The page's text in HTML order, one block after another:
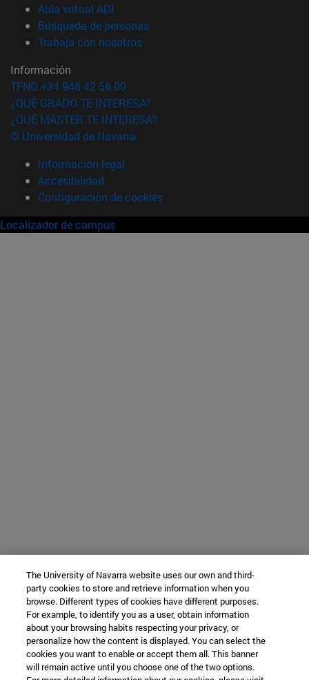
Aula virtual ADI
Búsqueda de personas(abre en nueva ventana)
Trabaja con nosotros(abre en nueva ventana)
Información
TFNO +34 948 42 56 00
¿QUÉ GRADO TE INTERESA?
¿QUÉ MÁSTER TE INTERESA?
© Universidad de Navarra
Información legal
Accesibilidad
Configuración de cookies
Localizador de campus
The University of Navarra website uses our own and third-
party cookies to store and retrieve information when you
browse. Different types of cookies have different purposes.
For example, to identify you as a user, obtain information
about your browsing habits respecting your privacy, or
personalize how the content is displayed. You can select the
cookies you want to enable or accept them all. This banner
will remain active until you choose one of the two options.